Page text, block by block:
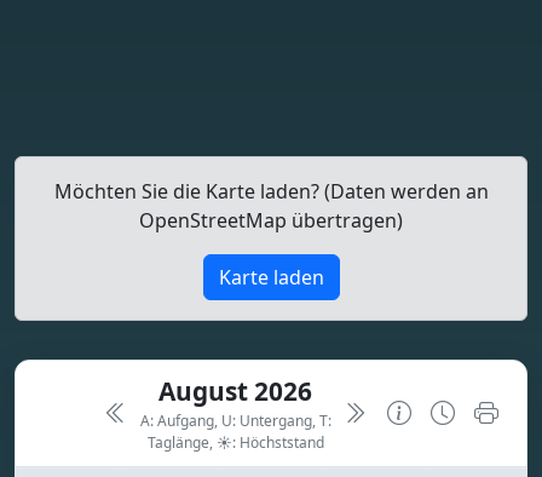
Möchten Sie die Karte laden? (Daten werden an
OpenStreetMap übertragen)
Karte laden
August 2026
A: Aufgang, U: Untergang, T:
Taglänge, ☀: Höchststand